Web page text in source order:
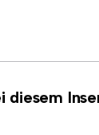
diesem